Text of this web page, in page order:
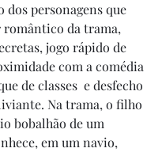
dos personagens que
romântico da trama,
jogo rápido de
com a comédia
de classes  e desfecho
Na trama, o filho
bobalhão de um
em um navio,